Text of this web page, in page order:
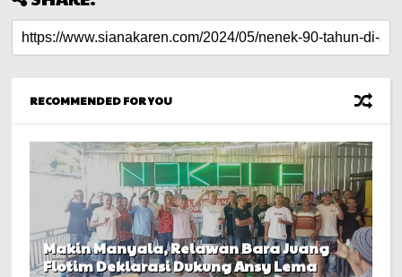
RECOMMENDED FOR YOU
Makin Manyala, Relawan Bara Juang
Flotim Deklarasi Dukung Ansy Lema